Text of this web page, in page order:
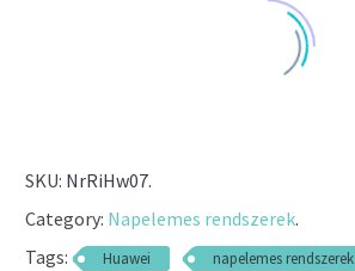
SKU: NrRiHw07.
Category: Napelemes rendszerek.
Tags:
Huawei napelemes rendszerek